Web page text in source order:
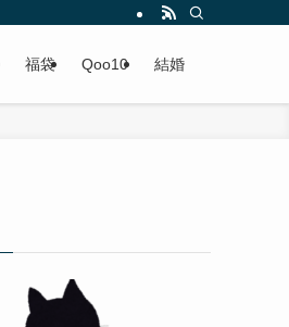
福袋 Qoo10 結婚